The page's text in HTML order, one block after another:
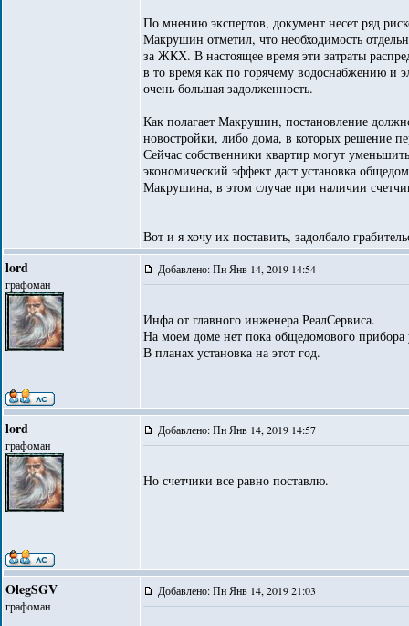
По мнению экспертов, документ несет ряд
Макрушин отметил, что необходимость
за ЖКХ. В настоящее время эти затраты
в то время как по горячему водоснабжению и
очень большая задолженность.
Как полагает Макрушин, постановление
новостройки, либо дома, в которых решение
Сейчас собственники квартир могут
экономический эффект даст установка
Макрушина, в этом случае при наличии
Вот и я хочу их поставить, задолбало
lord
графоман
Добавлено: Пн Янв 14, 2019 14:54
Инфа от главного инженера РеалСервиса.
На моем доме нет пока общедомового прибора
В планах установка на этот год.
lord
графоман
Добавлено: Пн Янв 14, 2019 14:57
Но счетчики все равно поставлю.
OlegSGV
графоман
Добавлено: Пн Янв 14, 2019 21:03